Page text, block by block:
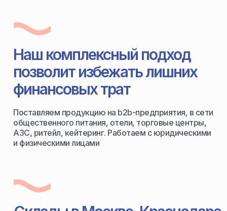
Наш комплексный подход
позволит избежать лишних
финансовых трат
Поставляем продукцию на b2b-предприятия, в сети
общественного питания, отели, торговые центры,
АЗС, ритейл, кейтеринг. Работаем с юридическими
и физическими лицами